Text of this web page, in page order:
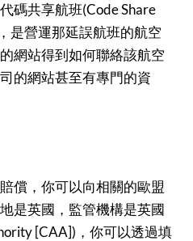
碼共享航班(Code Share
是營運那延誤航班的航空
網站得到如何聯絡該航空
的網站甚至有專門的資
償，你可以向相關的歐盟
是英國，監管機構是英國
[CAA])，你可以透過填